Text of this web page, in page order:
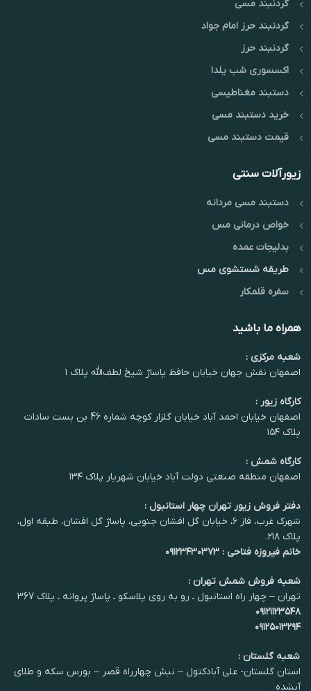
گردنبند مسی
گردنبند حرز امام جواد
گردنبند حرز
اکسسوری شب یلدا
دستبند مغناطیسی
خرید دستبند مسی
قیمت دستبند مسی
زیورآلات سنتی
دستبند مسی مردانه
خواص درمانی مس
بدلیجات عمده
طریقه شستشوی مس
سفره قلمکار
همراه ما باشید
شعبه مرکزی :
اصفهان نقش جهان خیابان حافظ پاساژ شیخ لطف‌الله پلاک ۱
کارگاه زیور :
اصفهان خیابان احمد آباد خیابان گلزار کوچه شماره 46 بن بست سادات
پلاک ۱۵۴
کارگاه شمش :
اصفهان منطقه صنعتی دولت آباد خیابان شهریار پلاک ۱۳۴
دفتر فروش زیور تهران چهار استانبول :
شهرک غرب، فاز ۶، خیابان گل افشان جنوبی، پاساژ گل افشان، طبقه اول،
پلاک ۲۱۸.
خانم فیروزه فتاحی : ۰۹۱۲۳۴۳۰۳۷۳
شعبه فروش شمش تهران :
تهران – چهار راه استانبول ـ رو به روی پلاسکو ـ پاساژ پروانه ـ پلاک 367
۰۹۱۲۱۱۲۳۵۴۸
۰۹۱۲۵۰۱۳۲۹۴
شعبه گلستان :
استان گلستان- علی آبادکتول – نبش چهارراه قصر – بورس سکه و طلای
آبشده